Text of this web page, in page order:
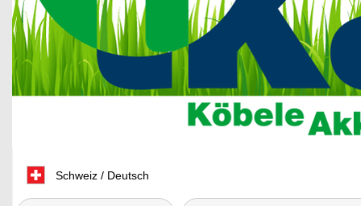
Schweiz / Deutsch